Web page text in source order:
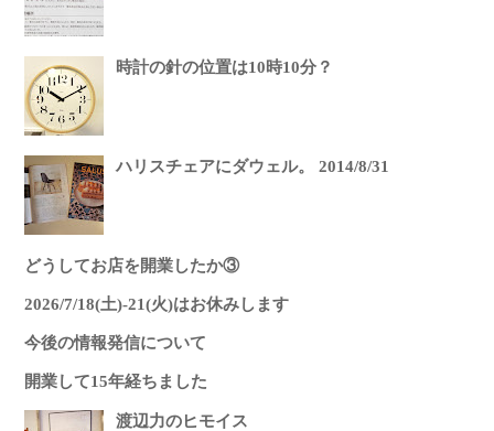
時計の針の位置は10時10分？
ハリスチェアにダウェル。 2014/8/31
どうしてお店を開業したか③
2026/7/18(土)-21(火)はお休みします
今後の情報発信について
開業して15年経ちました
渡辺力のヒモイス